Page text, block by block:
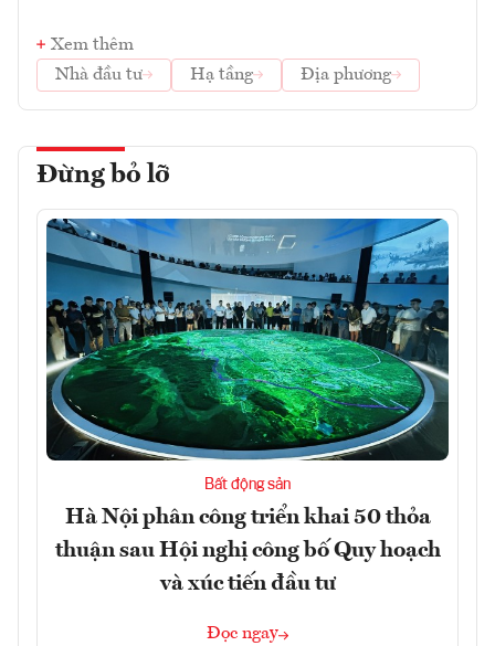
Xem thêm
Nhà đầu tư
Hạ tầng Địa phương
Đừng bỏ lỡ
Bất động sản
Hà Nội phân công triển khai 50 thỏa
thuận sau Hội nghị công bố Quy hoạch
và xúc tiến đầu tư
Đọc ngay